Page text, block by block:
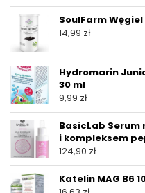
SoulFarm
14,99 zł
Hydromarin
30 ml
9,99 zł
BasicLab Serum
i kompleksem
124,90 zł
Katelin MAG B6